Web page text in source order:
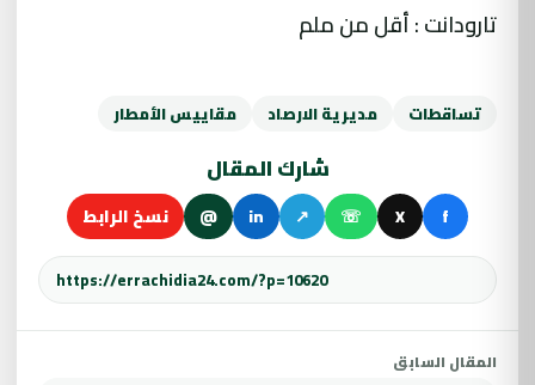
تارودانت : أقل من ملم
تساقطات مديرية الارصاد مقاييس الأمطار
شارك المقال
f
X
☏
↗
in
@ نسخ الرابط
المقال السابق